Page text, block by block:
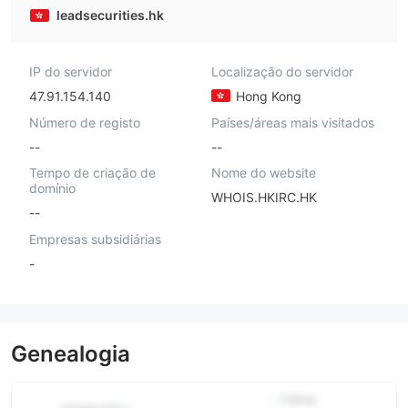
leadsecurities.hk
IP do servidor
47.91.154.140
Localização do servidor
Hong Kong
Número de registo
--
Países/áreas mais visitados
--
Tempo de criação de
domínio
--
Nome do website
WHOIS.HKIRC.HK
Empresas subsidiárias
-
Genealogia